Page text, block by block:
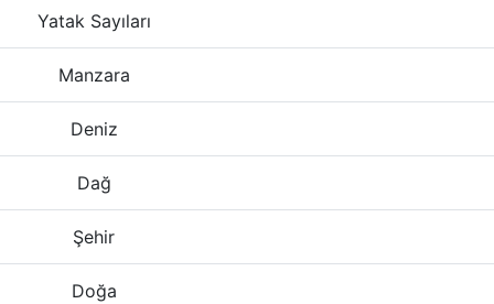
Yatak Sayıları
Manzara
Deniz
Dağ
Şehir
Doğa